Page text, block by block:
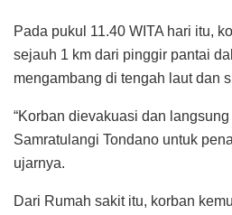
Pada pukul 11.40 WITA hari itu,
sejauh 1 km dari pinggir pantai
mengambang di tengah laut dan
“Korban dievakuasi dan
Samratulangi Tondano untuk
ujarnya.
Dari Rumah sakit itu, korban